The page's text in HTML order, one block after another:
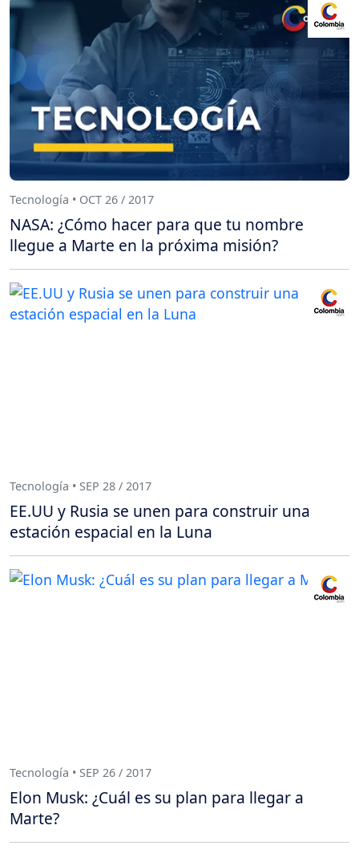
Tecnología • OCT 26 / 2017
NASA: ¿Cómo hacer para que tu nombre
llegue a Marte en la próxima misión?
Tecnología • SEP 28 / 2017
EE.UU y Rusia se unen para construir una
estación espacial en la Luna
Tecnología • SEP 26 / 2017
Elon Musk: ¿Cuál es su plan para llegar a
Marte?